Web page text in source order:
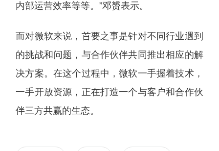
内部运营效率等等。”邓赟表示。
而对微软来说，首要之事是针对不同行业遇到
的挑战和问题，与合作伙伴共同推出相应的解
决方案。在这个过程中，微软一手握着技术，
一手开放资源，正在打造一个与客户和合作伙
伴三方共赢的生态。